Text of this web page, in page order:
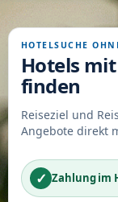
HOTELSUCHE
Hotels
finden
Reiseziel und
Angebote direkt
✓ Zahlung im